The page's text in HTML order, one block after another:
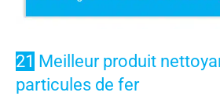
21 Meilleur produit
particules de fer